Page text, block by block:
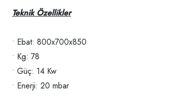
Teknik Özellikler
• Ebat: 800x700x850
• Kg: 78
• Güç: 14 Kw
• Enerji: 20 mbar